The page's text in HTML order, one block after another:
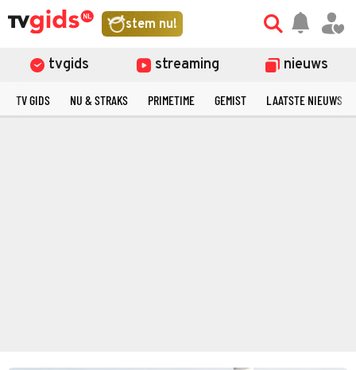
stem nu!
tvgids streaming nieuws
TV GIDS NU & STRAKS PRIMETIME GEMIST LAATSTE NIEUWS